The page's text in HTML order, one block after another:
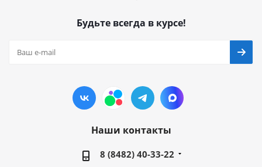
Будьте всегда в курсе!
Наши контакты
8 (8482) 40-33-22